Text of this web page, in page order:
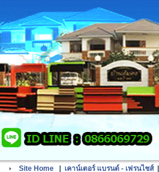
Site Home เคาน์เตอร์ แบรนด์ - เฟรนไชส์|